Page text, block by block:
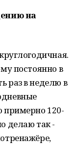
на
постоянно в
раз в неделю в
примерно 120-
делаю так -